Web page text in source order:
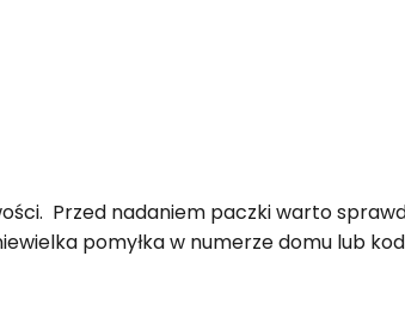
Przed nadaniem paczki warto
pomyłka w numerze domu lub